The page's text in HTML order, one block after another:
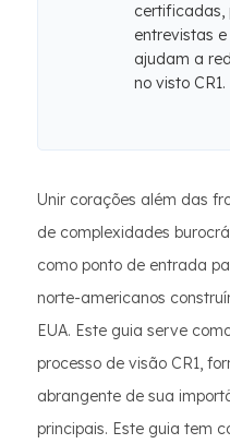
certificadas,
entrevistas
ajudam a
no visto CR1.
Unir corações além das
de complexidades
como ponto de entrada
norte-americanos
EUA. Este guia serve
processo de visão CR1,
abrangente de sua
principais. Este guia tem